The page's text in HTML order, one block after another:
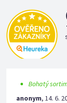
Bohatý
anonym,14. 6.